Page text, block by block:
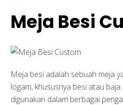
Meja Besi
Meja besi adalah sebuah meja
logam, khususnya besi atau
digunakan dalam berbagai